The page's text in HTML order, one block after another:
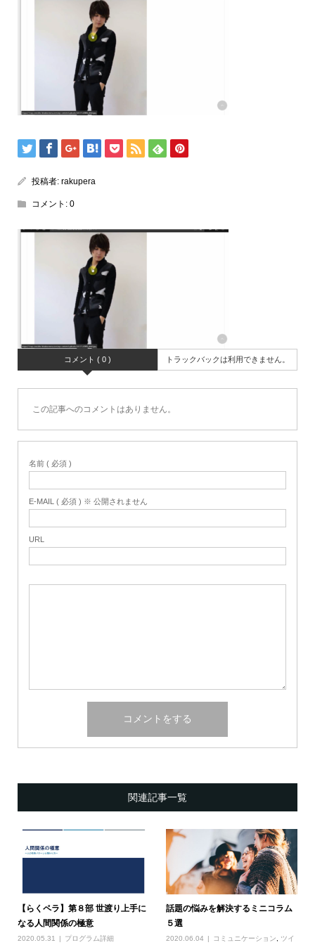
投稿者: rakupera
コメント: 0
コメント ( 0 ) トラックバックは利用できません。
この記事へのコメントはありません。
名前 ( 必須 )
E-MAIL ( 必須 ) ※ 公開されません
URL
関連記事一覧
【らくペラ】第８部 世渡り上手に
なる人間関係の極意
2020.05.31 プログラム詳細
話題の悩みを解決するミニコラム
５選
2020.06.04 コミュニケーション, ツイ